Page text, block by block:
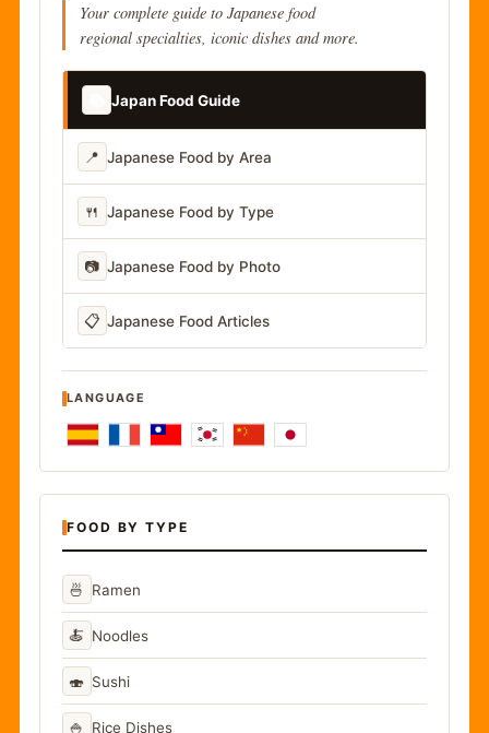
Your complete guide to Japanese food
regional specialties, iconic dishes and more.
Japan Food Guide
📍 Japanese Food by Area
🍴 Japanese Food by Type
📷 Japanese Food by Photo
📋 Japanese Food Articles
LANGUAGE
FOOD BY TYPE
🍜 Ramen
🍝 Noodles
🍣 Sushi
🍚 Rice Dishes